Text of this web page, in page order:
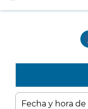
Fecha y hora